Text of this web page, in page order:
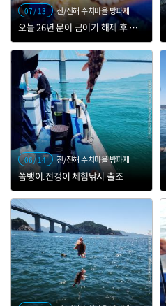
07 / 13 진/진해 수치마을 방파제
오늘 26년 문어 금어기 해제 후 첫 출항~~
06 / 14 진/진해 수치마을 방파제
쏨뱅이.전갱이 체험낚시 출조